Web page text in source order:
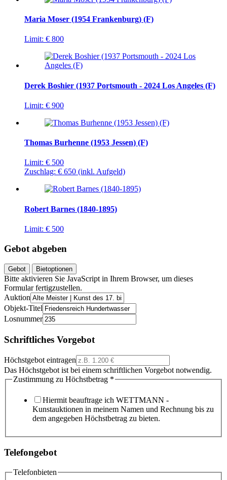
Maria Moser (1954 Frankenburg) (F)
Limit: € 800
Derek Boshier (1937 Portsmouth - 2024 Los Angeles (F)
Limit: € 900
Thomas Burhenne (1953 Jessen) (F)
Limit: € 500
Zuschlag: € 650 (inkl. Aufgeld)
Robert Barnes (1840-1895)
Limit: € 500
Gebot abgeben
Gebot Bietoptionen
Bitte aktivieren Sie JavaScript in Ihrem Browser, um dieses
Formular fertigzustellen.
Auktion
Objekt-Titel
Losnummer
Schriftliches Vorgebot
Höchstgebot eintragen
Das Höchstgebot ist bei einem schriftlichen Vorgebot notwendig.
Zustimmung zu Höchstbetrag *
Hiermit beauftrage ich WETTMANN -
Kunstauktionen in meinem Namen und Rechnung bis zu
dem angegeben Höchstbetrag zu bieten.
Telefongebot
Telefonbieten